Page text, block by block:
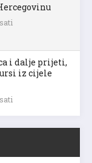
i dalje prijeti,
iz cijele